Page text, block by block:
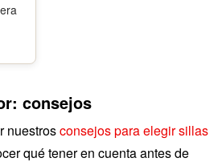
consejos
nuestrosconsejos para elegir sillas
qué tener en cuenta antes de